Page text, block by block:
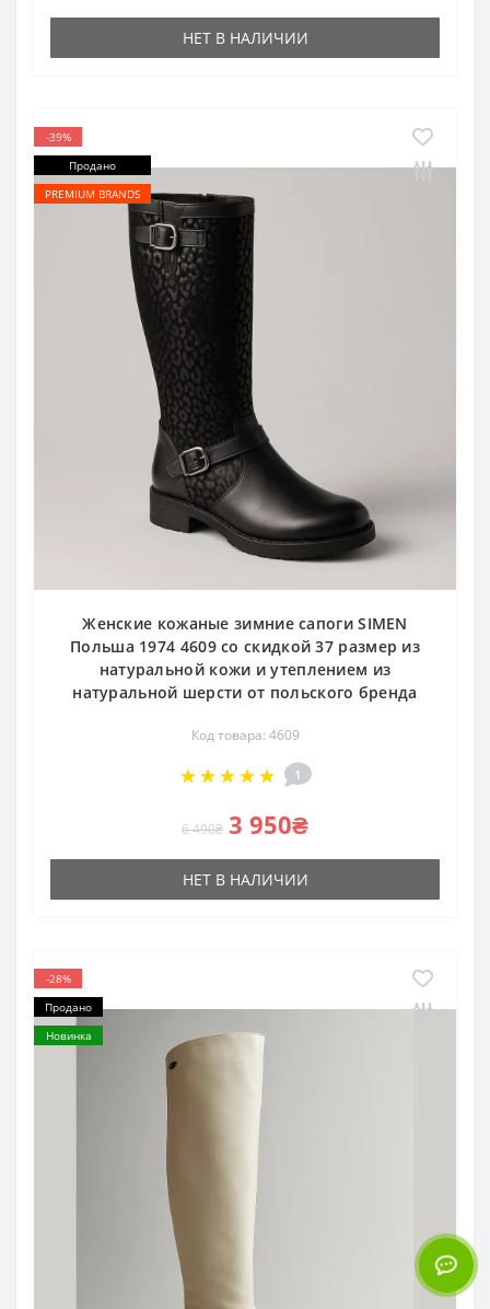
НЕТ В НАЛИЧИИ
-39%
Продано
PREMIUM BRANDS
Женские кожаные зимние сапоги SIMEN
Польша 1974 4609 со скидкой 37 размер из
натуральной кожи и утеплением из
натуральной шерсти от польского бренда
Код товара: 4609
1
6 490₴ 3 950₴
НЕТ В НАЛИЧИИ
-28%
Продано
Новинка